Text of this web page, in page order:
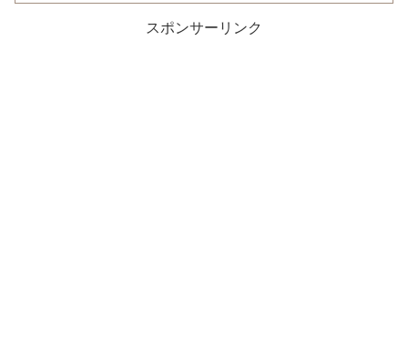
スポンサーリンク